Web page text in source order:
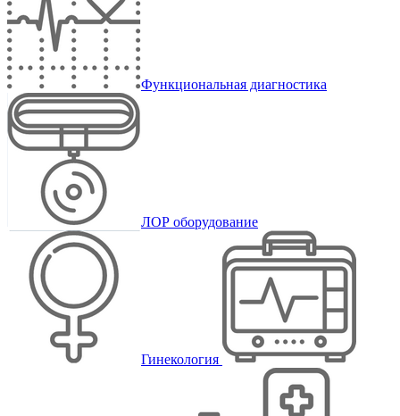
Функциональная диагностика
ЛОР оборудование
Гинекология